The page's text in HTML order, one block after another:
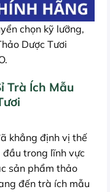
chọn kỹ lưỡng,
Dược Tươi
Trà Ích Mẫu
khẳng định vị thế
trong lĩnh vực
sản phẩm thảo
đến trà ích mẫu